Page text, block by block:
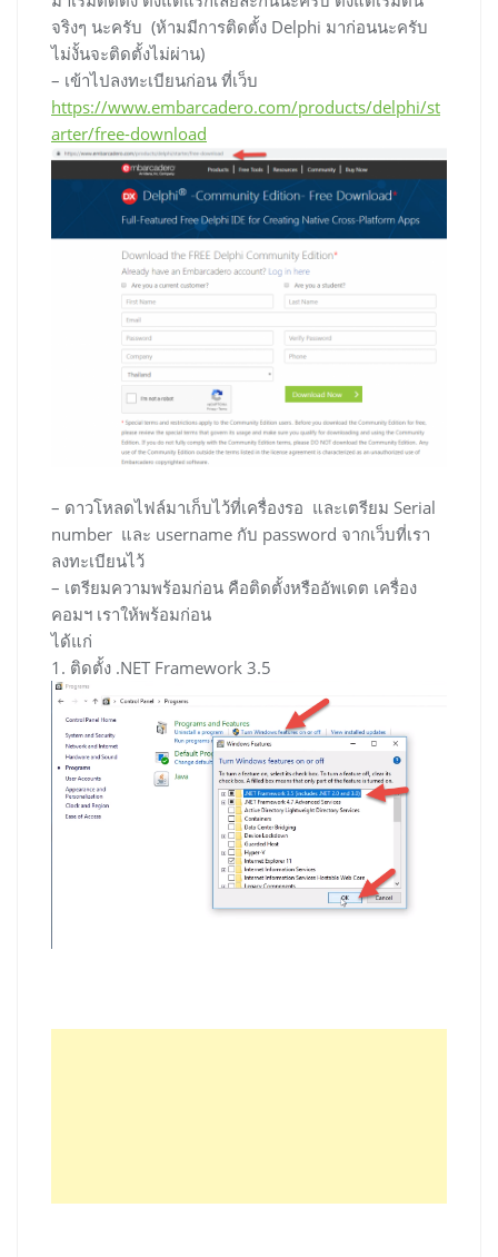
จริงๆ นะครับ (ห้ามมีการติดตั้ง Delphi มาก่อนนะครับ
ไม่งั้นจะติดตั้งไม่ผ่าน)
– เข้าไปลงทะเบียนก่อน ที่เว็บ
https://www.embarcadero.com/products/delphi/st
arter/free-download
– ดาวโหลดไฟล์มาเก็บไว้ที่เครื่องรอ และเตรียม Serial
number และ username กับ password จากเว็บที่เรา
ลงทะเบียนไว้
– เตรียมความพร้อมก่อน คือติดตั้งหรืออัพเดต เครื่อง
คอมฯ เราให้พร้อมก่อน
ได้แก่
1. ติดตั้ง .NET Framework 3.5